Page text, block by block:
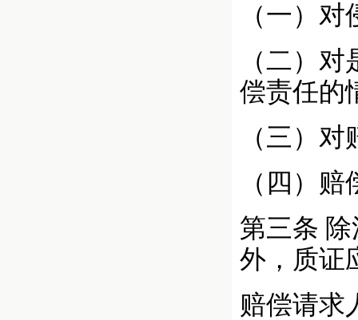
（一）
（二）
偿责任的
（三）
（四）
第三条
外，质证
赔偿请求